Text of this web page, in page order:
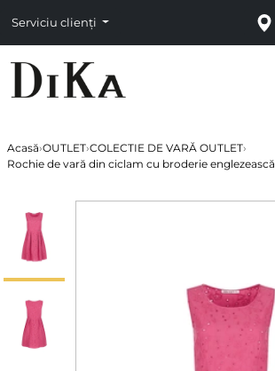
Serviciu clienți
Acasă›OUTLET›COLECTIE DE VARĂ OUTLET›
Rochie de vară din ciclam cu broderie englezească